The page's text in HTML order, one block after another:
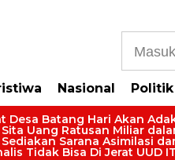
Nasional Politik
Desa Batang Hari Akan
Uang Ratusan Miliar
Sediakan Sarana Asimilasi
Tidak Bisa Di Jerat UUD